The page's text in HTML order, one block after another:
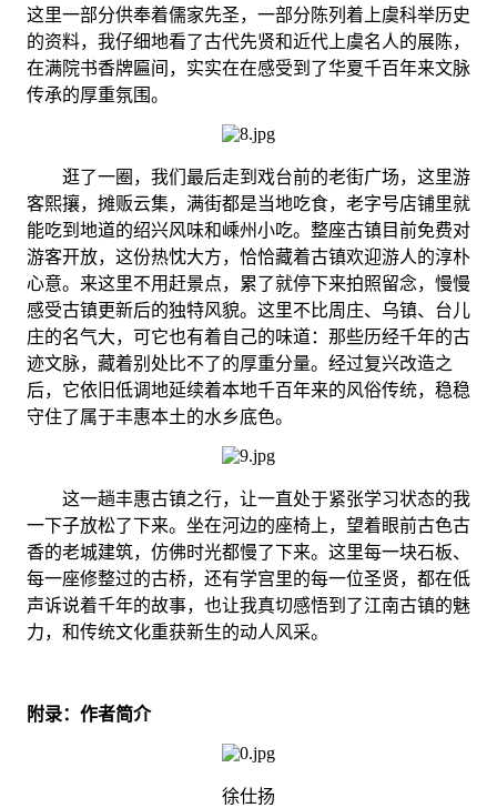
这里一部分供奉着儒家先圣，一部分陈列着上虞科举历史
的资料，我仔细地看了古代先贤和近代上虞名人的展陈，
在满院书香牌匾间，实实在在感受到了华夏千百年来文脉
传承的厚重氛围。
逛了一圈，我们最后走到戏台前的老街广场，这里游
客熙攘，摊贩云集，满街都是当地吃食，老字号店铺里就
能吃到地道的绍兴风味和嵊州小吃。整座古镇目前免费对
游客开放，这份热忱大方，恰恰藏着古镇欢迎游人的淳朴
心意。来这里不用赶景点，累了就停下来拍照留念，慢慢
感受古镇更新后的独特风貌。这里不比周庄、乌镇、台儿
庄的名气大，可它也有着自己的味道：那些历经千年的古
迹文脉，藏着别处比不了的厚重分量。经过复兴改造之
后，它依旧低调地延续着本地千百年来的风俗传统，稳稳
守住了属于丰惠本土的水乡底色。
这一趟丰惠古镇之行，让一直处于紧张学习状态的我
一下子放松了下来。坐在河边的座椅上，望着眼前古色古
香的老城建筑，仿佛时光都慢了下来。这里每一块石板、
每一座修整过的古桥，还有学宫里的每一位圣贤，都在低
声诉说着千年的故事，也让我真切感悟到了江南古镇的魅
力，和传统文化重获新生的动人风采。
附录：作者简介
徐仕扬